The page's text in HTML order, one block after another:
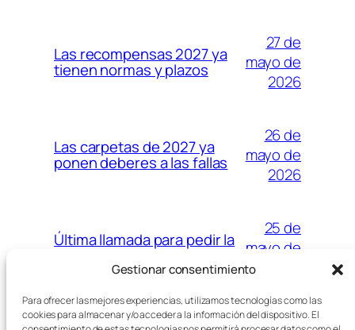
Gestionar consentimiento
Para ofrecer las mejores experiencias, utilizamos tecnologías como las
cookies para almacenar y/o acceder a la información del dispositivo. El
Las recompensas 2027 ya
tienen normas y plazos
27 de
mayo de
2026
Las carpetas de 2027 ya
ponen deberes a las fallas
26 de
mayo de
2026
Última llamada para pedir la
ayuda de pirotecnia fallera
25 de
mayo de